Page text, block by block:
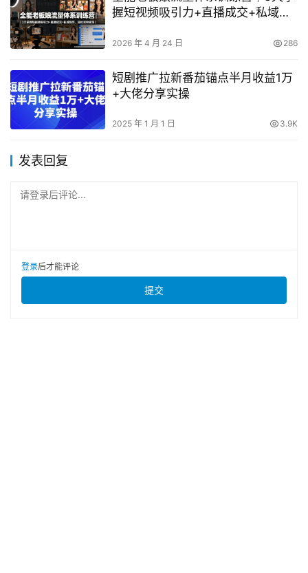
握短视频吸引力+直播成交+私域矩
2026 年 4 月 24 日 286
短剧推广拉新番茄锚点半月收益1万
+大佬分享实操
2025 年 1 月 1 日 3.9K
发表回复
请登录后评论...
登录后才能评论
提交